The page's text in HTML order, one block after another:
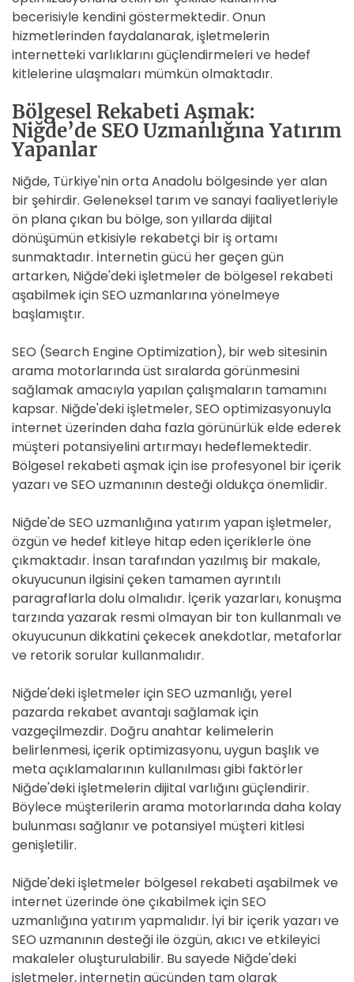
becerisiyle kendini göstermektedir. Onun
hizmetlerinden faydalanarak, işletmelerin
internetteki varlıklarını güçlendirmeleri ve hedef
kitlelerine ulaşmaları mümkün olmaktadır.
Bölgesel Rekabeti Aşmak:
Niğde’de SEO Uzmanlığına Yatırım
Yapanlar
Niğde, Türkiye'nin orta Anadolu bölgesinde yer alan
bir şehirdir. Geleneksel tarım ve sanayi faaliyetleriyle
ön plana çıkan bu bölge, son yıllarda dijital
dönüşümün etkisiyle rekabetçi bir iş ortamı
sunmaktadır. İnternetin gücü her geçen gün
artarken, Niğde'deki işletmeler de bölgesel rekabeti
aşabilmek için SEO uzmanlarına yönelmeye
başlamıştır.
SEO (Search Engine Optimization), bir web sitesinin
arama motorlarında üst sıralarda görünmesini
sağlamak amacıyla yapılan çalışmaların tamamını
kapsar. Niğde'deki işletmeler, SEO optimizasyonuyla
internet üzerinden daha fazla görünürlük elde ederek
müşteri potansiyelini artırmayı hedeflemektedir.
Bölgesel rekabeti aşmak için ise profesyonel bir içerik
yazarı ve SEO uzmanının desteği oldukça önemlidir.
Niğde'de SEO uzmanlığına yatırım yapan işletmeler,
özgün ve hedef kitleye hitap eden içeriklerle öne
çıkmaktadır. İnsan tarafından yazılmış bir makale,
okuyucunun ilgisini çeken tamamen ayrıntılı
paragraflarla dolu olmalıdır. İçerik yazarları, konuşma
tarzında yazarak resmi olmayan bir ton kullanmalı ve
okuyucunun dikkatini çekecek anekdotlar, metaforlar
ve retorik sorular kullanmalıdır.
Niğde'deki işletmeler için SEO uzmanlığı, yerel
pazarda rekabet avantajı sağlamak için
vazgeçilmezdir. Doğru anahtar kelimelerin
belirlenmesi, içerik optimizasyonu, uygun başlık ve
meta açıklamalarının kullanılması gibi faktörler
Niğde'deki işletmelerin dijital varlığını güçlendirir.
Böylece müşterilerin arama motorlarında daha kolay
bulunması sağlanır ve potansiyel müşteri kitlesi
genişletilir.
Niğde'deki işletmeler bölgesel rekabeti aşabilmek ve
internet üzerinde öne çıkabilmek için SEO
uzmanlığına yatırım yapmalıdır. İyi bir içerik yazarı ve
SEO uzmanının desteği ile özgün, akıcı ve etkileyici
makaleler oluşturulabilir. Bu sayede Niğde'deki
işletmeler, internetin gücünden tam olarak